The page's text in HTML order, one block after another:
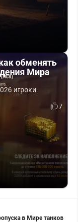
обменять
Мира
игроки
7
в Мире танков